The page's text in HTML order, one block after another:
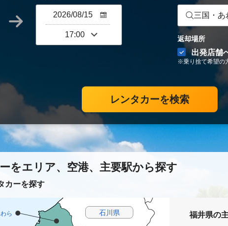
三国・あ
返却場所
出発店舗
※乗り捨て希望の
レンタカーを検索
をエリア、空港、主要駅から探す
カーを探す
ら 石川県 福井県の